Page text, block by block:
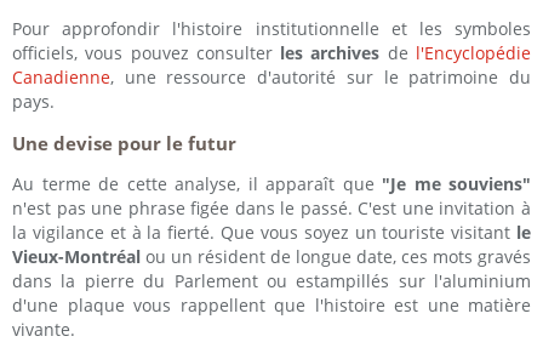
Pour approfondir l'histoire institutionnelle et les symboles
officiels, vous pouvez consulter les archives de l'Encyclopédie
Canadienne, une ressource d'autorité sur le patrimoine du
pays.
Une devise pour le futur
Au terme de cette analyse, il apparaît que "Je me souviens"
n'est pas une phrase figée dans le passé. C'est une invitation à
la vigilance et à la fierté. Que vous soyez un touriste visitant le
Vieux-Montréal ou un résident de longue date, ces mots gravés
dans la pierre du Parlement ou estampillés sur l'aluminium
d'une plaque vous rappellent que l'histoire est une matière
vivante.